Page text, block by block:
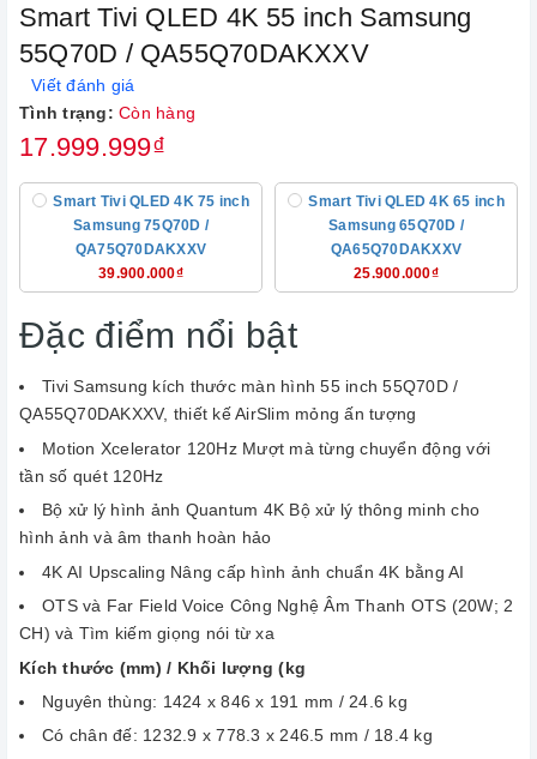
Smart Tivi QLED 4K 55 inch Samsung
55Q70D / QA55Q70DAKXXV
Viết đánh giá
Tình trạng: Còn hàng
17.999.999₫
Smart Tivi QLED 4K 75 inch
Samsung 75Q70D /
QA75Q70DAKXXV
39.900.000₫
Smart Tivi QLED 4K 65 inch
Samsung 65Q70D /
QA65Q70DAKXXV
25.900.000₫
Đặc điểm nổi bật
Tivi Samsung kích thước màn hình 55 inch 55Q70D /
QA55Q70DAKXXV, thiết kế AirSlim mỏng ấn tượng
Motion Xcelerator 120Hz Mượt mà từng chuyển động với
tần số quét 120Hz
Bộ xử lý hình ảnh Quantum 4K Bộ xử lý thông minh cho
hình ảnh và âm thanh hoàn hảo
4K AI Upscaling Nâng cấp hình ảnh chuẩn 4K bằng AI
OTS và Far Field Voice Công Nghệ Âm Thanh OTS (20W; 2
CH) và Tìm kiếm giọng nói từ xa
Kích thước (mm) / Khối lượng (kg
Nguyên thùng: 1424 x 846 x 191 mm / 24.6 kg
Có chân đế: 1232.9 x 778.3 x 246.5 mm / 18.4 kg